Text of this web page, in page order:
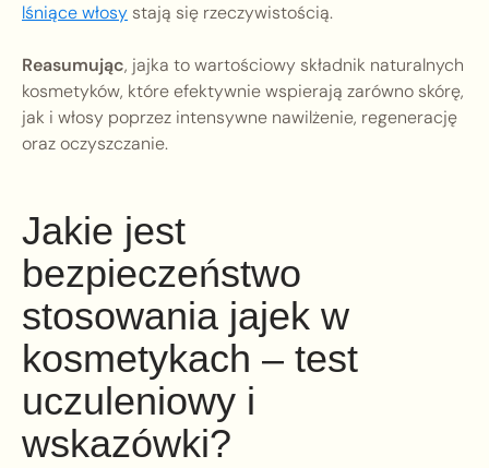
lśniące włosy stają się rzeczywistością.
Reasumując, jajka to wartościowy składnik naturalnych
kosmetyków, które efektywnie wspierają zarówno skórę,
jak i włosy poprzez intensywne nawilżenie, regenerację
oraz oczyszczanie.
Jakie jest
bezpieczeństwo
stosowania jajek w
kosmetykach – test
uczuleniowy i
wskazówki?